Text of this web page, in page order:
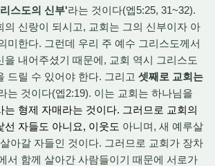
스도의 신부'라는 것이다(엡5:25, 31~32).
의 신랑이 되시고, 교회는 그의 신부이자 아
미한다. 그런데 우리 주 예수 그리스도께서
을 내어주셨기 때문에, 교회 역시 그리스도
드릴 수 있어야 한다. 그리고 셋째로 교회는
는 것이다(엡2:19). 이는 교회는 하나님을
는 형제 자매라는 것이다. 그러므로 교회의
선 자들도 아니요, 이웃도 아니며, 새 예루살
아갈 자들인 것이다. 그러므로 교회가 장차
서 함께 살아간 사람들이기 때문에 서로가